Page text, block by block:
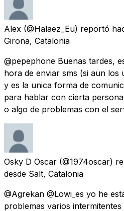
Alex (@Halaez_Eu) reportó
Girona, Catalonia
@pepephone Buenas tardes,
hora de enviar sms (si aun los
y es la unica forma de
para hablar con cierta
o algo de problemas con el
Osky D Oscar (@1974oscar)
desde Salt, Catalonia
@Agrekan @Lowi_es yo he
problemas varios